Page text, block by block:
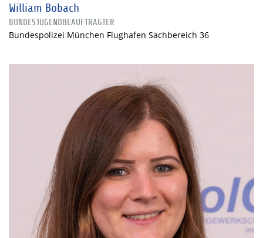
William Bobach
BUNDESJUGENDBEAUFTRAGTER
Bundespolizei München Flughafen Sachbereich 36